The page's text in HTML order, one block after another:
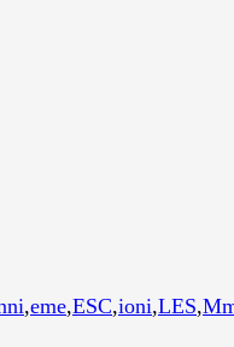
,eme,ESC,ioni,LES,